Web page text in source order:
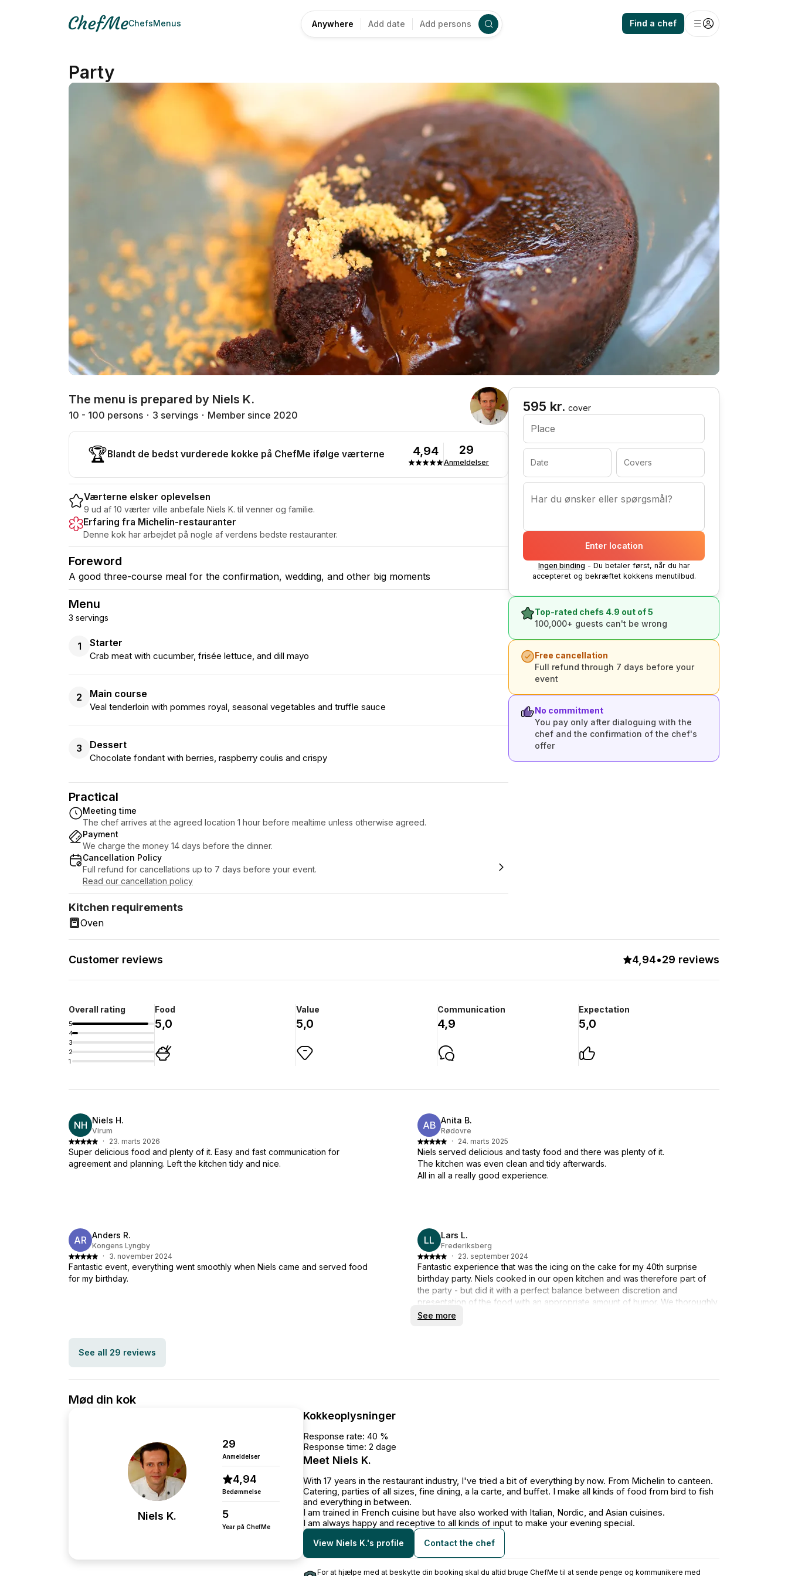
ChefsMenus Anywhere Add date Add persons Find a chef
Party
The menu is prepared by Niels K.
10 - 100 persons 3 servings Member since 2020
🏆Blandt de bedst vurderede kokke på ChefMe ifølge værterne 4,94 29
Anmeldelser
Værterne elsker oplevelsen
9 ud af 10 værter ville anbefale Niels K. til venner og familie.
Erfaring fra Michelin-restauranter
Denne kok har arbejdet på nogle af verdens bedste restauranter.
Foreword
A good three-course meal for the confirmation, wedding, and other big moments
Menu
3 servings
1 Starter
Crab meat with cucumber, frisée lettuce, and dill mayo
2 Main course
Veal tenderloin with pommes royal, seasonal vegetables and truffle sauce
3 Dessert
Chocolate fondant with berries, raspberry coulis and crispy
Practical
Meeting time
The chef arrives at the agreed location 1 hour before mealtime unless otherwise agreed.
Payment
We charge the money 14 days before the dinner.
Cancellation Policy
Full refund for cancellations up to 7 days before your event.
Read our cancellation policy
Kitchen requirements
Oven
595 kr. cover
Place
Date Covers
Har du ønsker eller spørgsmål?
Enter location
Ingen binding - Du betaler først, når du har
accepteret og bekræftet kokkens menutilbud.
Top-rated chefs 4.9 out of 5
100,000+ guests can't be wrong
Free cancellation
Full refund through 7 days before your
event
No commitment
You pay only after dialoguing with the
chef and the confirmation of the chef's
offer
Customer reviews 4,94•29 reviews
Overall rating
5
4
3
2
1
Food
5,0
Value
5,0
Communication
4,9
Expectation
5,0
NH Niels H.
Virum
·
23. marts 2026
Super delicious food and plenty of it. Easy and fast communication for
agreement and planning. Left the kitchen tidy and nice.
AB Anita B.
Rødovre
·
24. marts 2025
Niels served delicious and tasty food and there was plenty of it.
The kitchen was even clean and tidy afterwards.
All in all a really good experience.
AR Anders R.
Kongens Lyngby
·
3. november 2024
Fantastic event, everything went smoothly when Niels came and served food
for my birthday.
LL Lars L.
Frederiksberg
·
23. september 2024
Fantastic experience that was the icing on the cake for my 40th surprise
birthday party. Niels cooked in our open kitchen and was therefore part of
the party - but did it with a perfect balance between discretion and
presentation of the food with an appropriate amount of humor. We thoroughly
enjoyed the dinner - so 5 stars from us across the board
See more
See all 29 reviews
Mød din kok
Niels K.
29
Anmeldelser
4,94
Bedømmelse
5
Year på ChefMe
Kokkeoplysninger
Response rate: 40 %
Response time: 2 dage
Meet Niels K.
With 17 years in the restaurant industry, I've tried a bit of everything by now. From Michelin to canteen.
Catering, parties of all sizes, fine dining, a la carte, and buffet. I make all kinds of food from bird to fish
and everything in between.
I am trained in French cuisine but have also worked with Italian, Nordic, and Asian cuisines.
I am always happy and receptive to all kinds of input to make your evening special.
View Niels K.'s profile Contact the chef
For at hjælpe med at beskytte din booking skal du altid bruge ChefMe til at sende penge og kommunikere med